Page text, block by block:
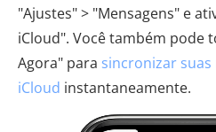
"Ajustes" > "Mensagens" e
iCloud". Você também pode
Agora" para sincronizar
iCloud instantaneamente.